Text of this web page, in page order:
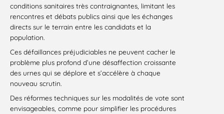
conditions sanitaires très contraignantes, limitant les
rencontres et débats publics ainsi que les échanges
directs sur le terrain entre les candidats et la
population.
Ces défaillances préjudiciables ne peuvent cacher le
problème plus profond d’une désaffection croissante
des urnes qui se déplore et s’accélère à chaque
nouveau scrutin.
Des réformes techniques sur les modalités de vote sont
envisageables, comme pour simplifier les procédures